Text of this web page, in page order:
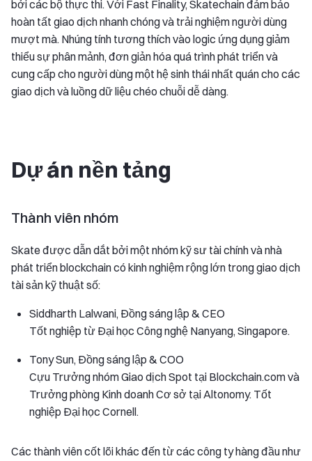
bởi các bộ thực thi. Với Fast Finality, Skatechain đảm bảo
hoàn tất giao dịch nhanh chóng và trải nghiệm người dùng
mượt mà. Nhúng tính tương thích vào logic ứng dụng giảm
thiểu sự phân mảnh, đơn giản hóa quá trình phát triển và
cung cấp cho người dùng một hệ sinh thái nhất quán cho các
giao dịch và luồng dữ liệu chéo chuỗi dễ dàng.
Dự án nền tảng
Thành viên nhóm
Skate được dẫn dắt bởi một nhóm kỹ sư tài chính và nhà
phát triển blockchain có kinh nghiệm rộng lớn trong giao dịch
tài sản kỹ thuật số:
Siddharth Lalwani, Đồng sáng lập & CEO
Tốt nghiệp từ Đại học Công nghệ Nanyang, Singapore.
Tony Sun, Đồng sáng lập & COO
Cựu Trưởng nhóm Giao dịch Spot tại Blockchain.com và
Trưởng phòng Kinh doanh Cơ sở tại Altonomy. Tốt
nghiệp Đại học Cornell.
Các thành viên cốt lõi khác đến từ các công ty hàng đầu như